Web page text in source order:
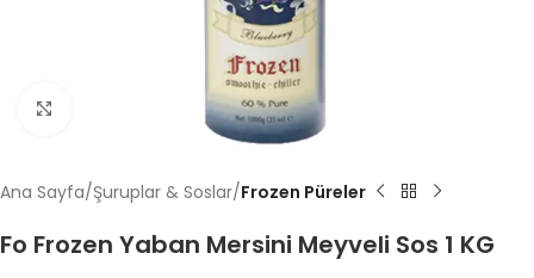
Ana Sayfa Şuruplar & Soslar Frozen Püreler
Fo Frozen Yaban Mersini Meyveli Sos 1 KG